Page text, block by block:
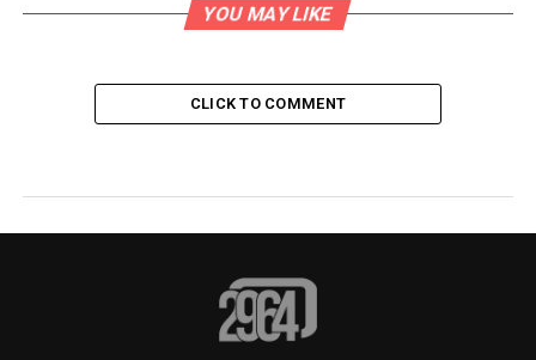
YOU MAY LIKE
CLICK TO COMMENT